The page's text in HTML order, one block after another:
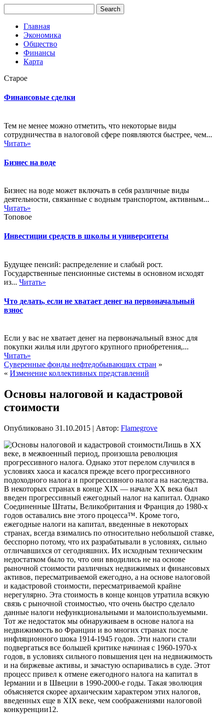
Главная
Экономика
Общество
Финансы
Карта
Старое
Финансовые сделки
Тем не менее можно отметить, что некоторые виды
сотрудничества в налоговой сфере появляются быстрее, чем...
Читать»
Бизнес на воде
Бизнес на воде может включать в себя различные виды
деятельности, связанные с водным транспортом, активным...
Читать»
Топовое
Инвестиции средств в школы и университеты
Будущее пенсий: распределение и слабый рост.
Государственные пенсионные системы в основном исходят
из... Читать»
Что делать, если не хватает денег на первоначальный
взнос
Если у вас не хватает денег на первоначальный взнос для
покупки жилья или другого крупного приобретения,...
Читать»
Суверенные фонды нефтедобывающих стран »
« Изменение коллективных представлений
Основы налоговой и кадастровой
стоимости
Опубликовано 31.10.2015 | Автор: Flamegrove
Лишь в XX
веке, в межвоенный период, произошла революция
прогрессивного налога. Однако этот перелом случился в
условиях хаоса и касался прежде всего прогрессивного
подоходного налога и прогрессивного налога на наследства.
В некоторых странах в конце XIX — начале XX века был
введен прогрессивный ежегодный налог на капитал. Однако
Соединенные Штаты, Великобритания и Франция до 1980-х
годов оставались вне этого процесса™. Кроме того,
ежегодные налоги на капитал, введенные в некоторых
странах, всегда взимались по относительно небольшой ставке,
бесспорно потому, что их разрабатывали в условиях, сильно
отличавшихся от сегодняшних. Их исходным техническим
недостатком было то, что они вводились не на основе
рыночной стоимости различных недвижимых и финансовых
активов, пересматриваемой ежегодно, а на основе налоговой
и кадастровой стоимости, пересматриваемой крайне
нерегулярно. Эта стоимость в конце концов утратила всякую
связь с рыночной стоимостью, что очень быстро сделало
данные налоги нефункциональными и малоиспользуемыми.
Тот же недостаток мы обнаруживаем в основе налога на
недвижимость во Франции и во многих странах после
инфляционного шока 1914-1945 годов. Эти налоги стали
подвергаться все большей критике начиная с 1960-1970-х
годов, в условиях сильного повышения цен на недвижимость
и на биржевые активы, и зачастую оспаривались в суде. Этот
процесс привел к отмене ежегодного налога на капитал в
Іермании и в Швеции в 1990-2000-е годы. Такая эволюция
объясняется скорее архаическим характером этих налогов,
введенных еще в XIX веке, чем соображениями налоговой
конкуренции12.